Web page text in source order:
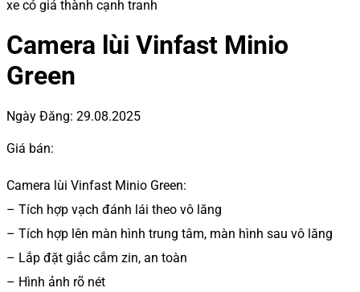
Camera lùi Vinfast Minio
Green
Ngày Đăng: 29.08.2025
Giá bán:
Camera lùi Vinfast Minio Green:
– Tích hợp vạch đánh lái theo vô lăng
– Tích hợp lên màn hình trung tâm, màn hình sau vô lăng
– Lắp đặt giắc cắm zin, an toàn
– Hình ảnh rõ nét